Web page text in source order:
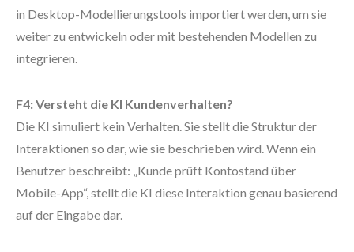
in Desktop-Modellierungstools importiert werden, um sie
weiter zu entwickeln oder mit bestehenden Modellen zu
integrieren.
F4: Versteht die KI Kundenverhalten?
Die KI simuliert kein Verhalten. Sie stellt die Struktur der
Interaktionen so dar, wie sie beschrieben wird. Wenn ein
Benutzer beschreibt: „Kunde prüft Kontostand über
Mobile-App“, stellt die KI diese Interaktion genau basierend
auf der Eingabe dar.